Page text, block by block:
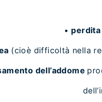
•
(cioè difficoltà nella
dell’addome